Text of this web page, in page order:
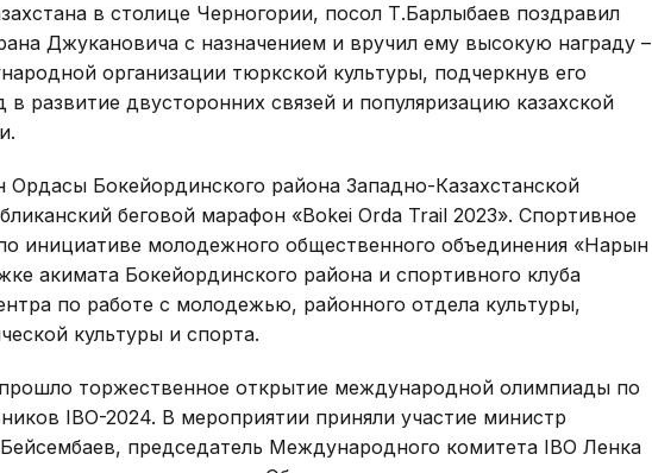
в столице Черногории, посол Т.Барлыбаев поздравил
Джукановича с назначением и вручил ему высокую награду –
организации тюркской культуры, подчеркнув его
развитие двусторонних связей и популяризацию казахской
Ордасы Бокейординского района Западно-Казахстанской
беговой марафон «Bokei Orda Trail 2023». Спортивное
инициативе молодежного общественного объединения «Нарын
акимата Бокейординского района и спортивного клуба
по работе с молодежью, районного отдела культуры,
культуры и спорта.
торжественное открытие международной олимпиады по
IBO-2024. В мероприятии приняли участие министр
председатель Международного комитета IBO Ленка